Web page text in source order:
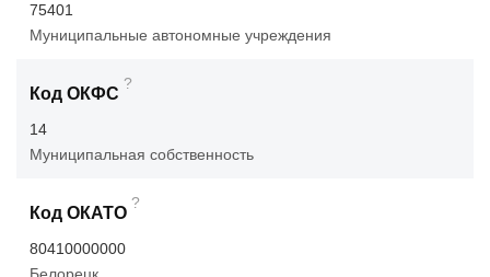
75401
Муниципальные автономные учреждения
Код ОКФС
?
14
Муниципальная собственность
Код ОКАТО
?
80410000000